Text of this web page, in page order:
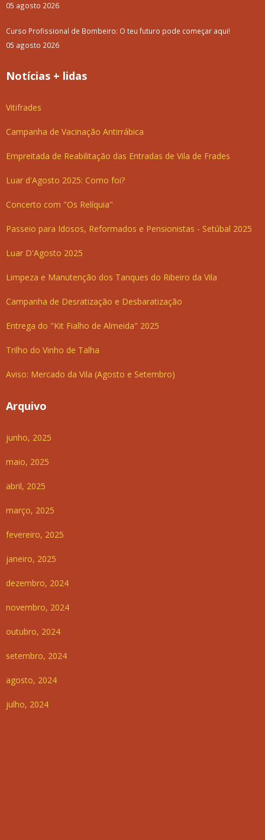
05 agosto 2026
Curso Profissional de Bombeiro: O teu futuro pode começar aqui!
05 agosto 2026
Notícias + lidas
Vitifrades
Campanha de Vacinação Antirrábica
Empreitada de Reabilitação das Entradas de Vila de Frades
Luar d'Agosto 2025: Como foi?
Concerto com "Os Relíquia"
Passeio para Idosos, Reformados e Pensionistas - Setúbal 2025
Luar D'Agosto 2025
Limpeza e Manutenção dos Tanques do Ribeiro da Vila
Campanha de Desratização e Desbaratização
Entrega do "Kit Fialho de Almeida" 2025
Trilho do Vinho de Talha
Aviso: Mercado da Vila (Agosto e Setembro)
Arquivo
junho, 2025
maio, 2025
abril, 2025
março, 2025
fevereiro, 2025
janeiro, 2025
dezembro, 2024
novembro, 2024
outubro, 2024
setembro, 2024
agosto, 2024
julho, 2024